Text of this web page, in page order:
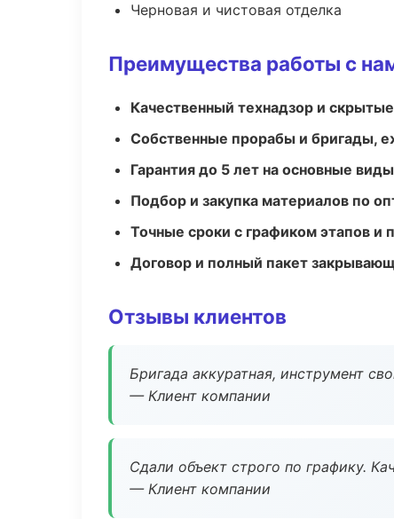
Черновая и чистовая отделка
Преимущества работы с
Качественный технадзор и
Собственные прорабы и бригады,
Гарантия до 5 лет на основные
Подбор и закупка материалов по
Точные сроки с графиком этапов и
Договор и полный пакет
Отзывы клиентов
Бригада аккуратная, инструмент
— Клиент компании
Сдали объект строго по графику.
— Клиент компании